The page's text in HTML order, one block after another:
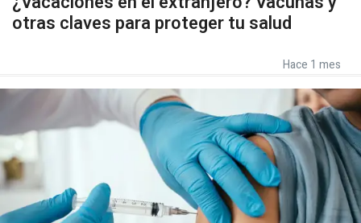
otras claves para proteger tu salud
Hace 1 mes